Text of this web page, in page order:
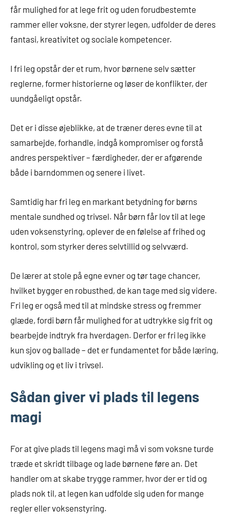
får mulighed for at lege frit og uden forudbestemte
rammer eller voksne, der styrer legen, udfolder de deres
fantasi, kreativitet og sociale kompetencer.
I fri leg opstår der et rum, hvor børnene selv sætter
reglerne, former historierne og løser de konflikter, der
uundgåeligt opstår.
Det er i disse øjeblikke, at de træner deres evne til at
samarbejde, forhandle, indgå kompromiser og forstå
andres perspektiver – færdigheder, der er afgørende
både i barndommen og senere i livet.
Samtidig har fri leg en markant betydning for børns
mentale sundhed og trivsel. Når børn får lov til at lege
uden voksenstyring, oplever de en følelse af frihed og
kontrol, som styrker deres selvtillid og selvværd.
De lærer at stole på egne evner og tør tage chancer,
hvilket bygger en robusthed, de kan tage med sig videre.
Fri leg er også med til at mindske stress og fremmer
glæde, fordi børn får mulighed for at udtrykke sig frit og
bearbejde indtryk fra hverdagen. Derfor er fri leg ikke
kun sjov og ballade – det er fundamentet for både læring,
udvikling og et liv i trivsel.
Sådan giver vi plads til legens
magi
For at give plads til legens magi må vi som voksne turde
træde et skridt tilbage og lade børnene føre an. Det
handler om at skabe trygge rammer, hvor der er tid og
plads nok til, at legen kan udfolde sig uden for mange
regler eller voksenstyring.